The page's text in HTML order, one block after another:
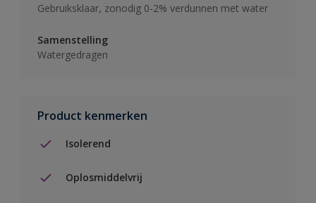
Gebruiksklaar, zonodig 0-2% verdunnen met water
Samenstelling
Watergedragen
Product kenmerken
Isolerend
Oplosmiddelvrij